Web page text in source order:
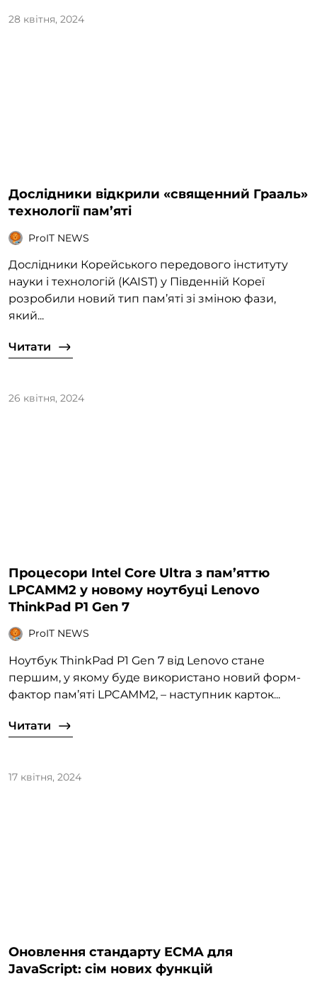
28 квітня, 2024
Дослідники відкрили «священний Грааль»
технології пам’яті
ProIT NEWS
Дослідники Корейського передового інституту
науки і технологій (KAIST) у Південній Кореї
розробили новий тип пам’яті зі зміною фази,
який...
Читати
26 квітня, 2024
Процесори Intel Core Ultra з пам’яттю
LPCAMM2 у новому ноутбуці Lenovo
ThinkPad P1 Gen 7
ProIT NEWS
Ноутбук ThinkPad P1 Gen 7 від Lenovo стане
першим, у якому буде використано новий форм-
фактор пам’яті LPCAMM2, – наступник карток...
Читати
17 квітня, 2024
Оновлення стандарту ECMA для
JavaScript: сім нових функцій